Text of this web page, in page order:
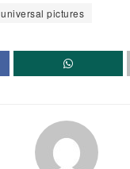
universal pictures